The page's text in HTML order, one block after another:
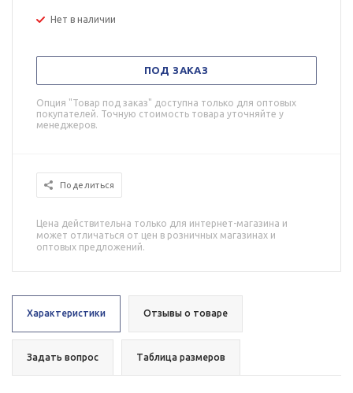
Нет в наличии
ПОД ЗАКАЗ
Опция "Товар под заказ" доступна только для оптовых
покупателей. Точную стоимость товара уточняйте у
менеджеров.
Поделиться
Цена действительна только для интернет-магазина и
может отличаться от цен в розничных магазинах и
оптовых предложений.
Характеристики Отзывы о товаре
Задать вопрос Таблица размеров